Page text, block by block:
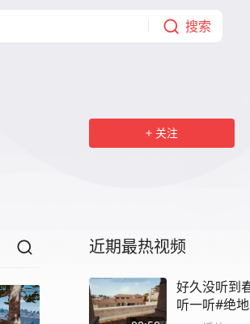
搜索
关注
近期最热视频
好久没听到
听一听#绝